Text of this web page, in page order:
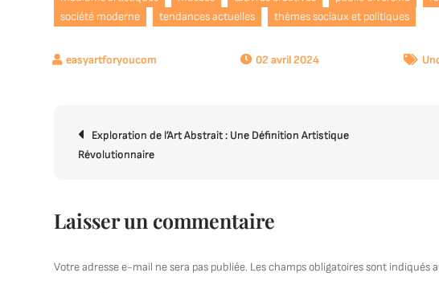
société moderne
tendances actuelles thèmes sociaux et politiques
02 avril 2024
Navigation
de
Exploration de l’Art Abstrait : Une Définition Artistique
Révolutionnaire
Laisser un commentaire
Votre adresse e-mail ne sera pas publiée. Les champs obligatoires sont indiqués